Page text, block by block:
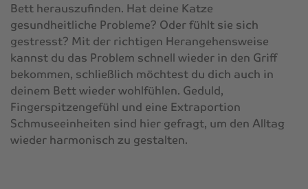
Bett herauszufinden. Hat deine Katze
gesundheitliche Probleme? Oder fühlt sie sich
gestresst? Mit der richtigen Herangehensweise
kannst du das Problem schnell wieder in den Griff
bekommen, schließlich möchtest du dich auch in
deinem Bett wieder wohlfühlen. Geduld,
Fingerspitzengefühl und eine Extraportion
Schmuseeinheiten sind hier gefragt, um den Alltag
wieder harmonisch zu gestalten.